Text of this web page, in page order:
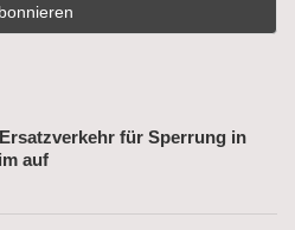
für Sperrung in
auf